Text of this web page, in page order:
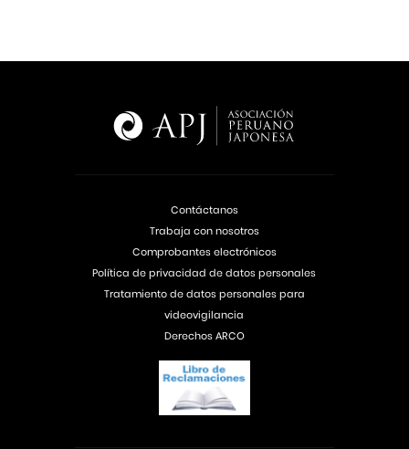
Contáctanos
Trabaja con nosotros
Comprobantes electrónicos
Política de privacidad de datos personales
Tratamiento de datos personales para
videovigilancia
Derechos ARCO